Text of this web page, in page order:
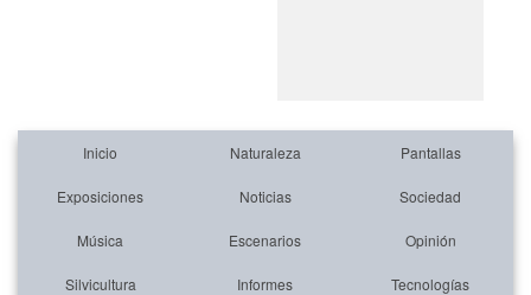
Inicio Naturaleza Pantallas
Exposiciones Noticias Sociedad
Música Escenarios Opinión
Silvicultura Informes Tecnologías